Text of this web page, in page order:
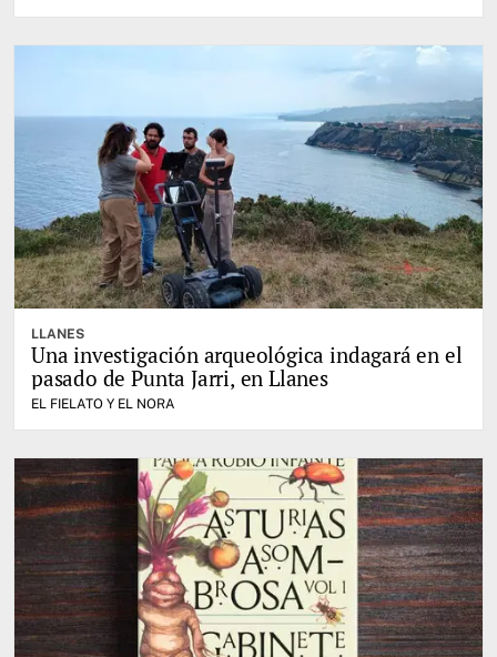
LLANES
Una investigación arqueológica indagará en el
pasado de Punta Jarri, en Llanes
EL FIELATO Y EL NORA